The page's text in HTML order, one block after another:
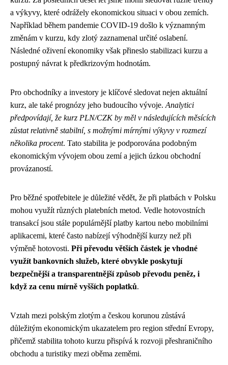
a výkyvy, které odrážely ekonomickou situaci v obou zemích.
Například během pandemie COVID-19 došlo k významným
změnám v kurzu, kdy zlotý zaznamenal určité oslabení.
Následné oživení ekonomiky však přineslo stabilizaci kurzu a
postupný návrat k předkrizovým hodnotám.
Pro obchodníky a investory je klíčové sledovat nejen aktuální
kurz, ale také prognózy jeho budoucího vývoje. Analytici
předpovídají, že kurz PLN/CZK by měl v následujících měsících
zůstat relativně stabilní, s možnými mírnými výkyvy v rozmezí
několika procent. Tato stabilita je podporována podobným
ekonomickým vývojem obou zemí a jejich úzkou obchodní
provázaností.
Pro běžné spotřebitele je důležité vědět, že při platbách v Polsku
mohou využít různých platebních metod. Vedle hotovostních
transakcí jsou stále populárnější platby kartou nebo mobilními
aplikacemi, které často nabízejí výhodnější kurzy než při
výměně hotovosti. Při převodu větších částek je vhodné
využít bankovních služeb, které obvykle poskytují
bezpečnější a transparentnější způsob převodu peněz, i
když za cenu mírně vyšších poplatků.
Vztah mezi polským zlotým a českou korunou zůstává
důležitým ekonomickým ukazatelem pro region střední Evropy,
přičemž stabilita tohoto kurzu přispívá k rozvoji přeshraničního
obchodu a turistiky mezi oběma zeměmi.